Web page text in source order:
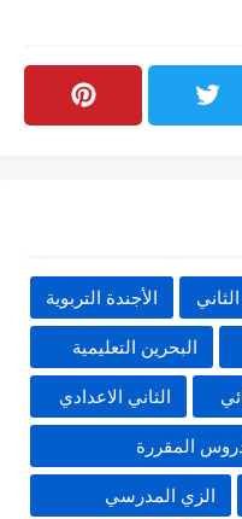
الأجندة التربوية
البحرين التعليمية
الثاني الاعدادي
المقررة
الزي المدرسي